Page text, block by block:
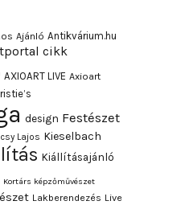
Ajánló Antikvárium.hu
cikk
AXIOART LIVE Axioart
design Festészet
Lajos Kieselbach
Kiállításajánló
Kortárs képzőművészet
Lakberendezés Live